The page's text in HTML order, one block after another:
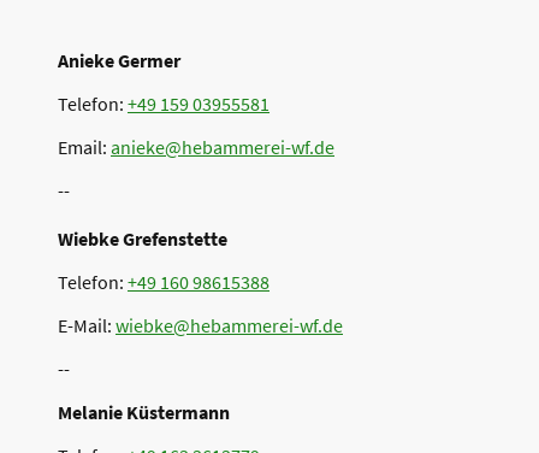
Anieke Germer
Telefon: +49 159 03955581
Email: anieke@hebammerei-wf.de
--
Wiebke Grefenstette
Telefon: +49 160 98615388
E-Mail: wiebke@hebammerei-wf.de
--
Melanie Küstermann